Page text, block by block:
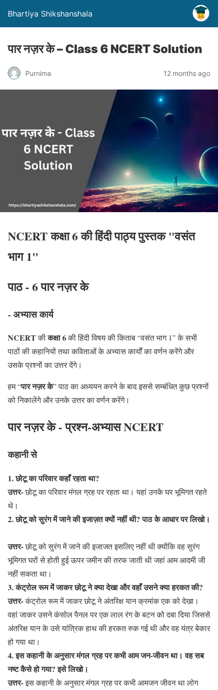
Bhartiya Shikshanshala
पार नज़र के – Class 6 NCERT Solution
Purnima 12 months ago
NCERT कक्षा 6 की हिंदी पाठ्य पुस्तक "वसंत
भाग 1"
पाठ - 6 पार नज़र के
- अभ्यास कार्य
NCERTकीकक्षा 6की हिंदी विषय की किताब “वसंत भाग 1” के सभी
पाठों की कहानियों तथा कविताओं के अभ्यास कार्यों का वर्णन करेंगे और
उसके प्रश्नों का उत्तर देंगे।
हम “पार नज़र के” पाठ का अध्ययन करने के बाद इससे सम्बंधित कुछ प्रश्नों
को निकालेंगे और उनके उत्तर का वर्णन करेंगे।
पार नज़र के - प्रश्न-अभ्यास NCERT
कहानी से
1. छोटू का परिवार कहाँ रहता था?
उत्तर-छोटू का परिवार मंगल ग्रह पर रहता था। यहां उनके घर भूमिगत रहते
थे।
2. छोटू को सुरंग में जाने की इजाज़त क्यों नहीं थी? पाठ के आधार पर लिखो।
उत्तर-छोटू को सुरंग में जाने की इजाजत इसलिए नहीं थी क्योंकि वह सुरंग
भूमिगत घरों से होती हुई ऊपर जमीन की तरफ जाती थी जहां आम आदमी जी
नहीं सकता था।
3. कंट्रोल रूम में जाकर छोटू ने क्या देखा और वहाँ उसने क्या हरकत की?
उत्तर-कंट्रोल रूम में जाकर छोटू ने अंतरिक्ष यान क्रमांक एक को देखा।
वहां जाकर उसने कंसोल पैनल पर एक लाल रंग के बटन को दबा दिया जिससे
अंतरिक्ष यान के उसे यांत्रिक हाथ की हरकत रुक गई थी और वह यंत्र बेकार
हो गया था।
4. इस कहानी के अनुसार मंगल ग्रह पर कभी आम जन-जीवन था। वह सब
नष्ट कैसे हो गया? इसे लिखो।
उत्तर-इस कहानी के अनुसार मंगल ग्रह पर कभी आमजन जीवन था लोग